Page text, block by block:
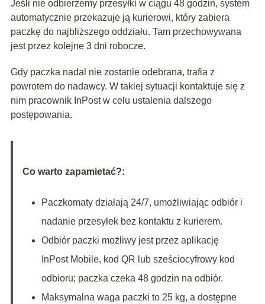
Jeśli nie odbierzemy przesyłki w ciągu 48 godzin, system
automatycznie przekazuje ją kurierowi, który zabiera
paczkę do najbliższego oddziału. Tam przechowywana
jest przez kolejne 3 dni robocze.
Gdy paczka nadal nie zostanie odebrana, trafia z
powrotem do nadawcy. W takiej sytuacji kontaktuje się z
nim pracownik InPost w celu ustalenia dalszego
postępowania.
Co warto zapamietać?:
Paczkomaty działają 24/7, umożliwiając odbiór i
nadanie przesyłek bez kontaktu z kurierem.
Odbiór paczki możliwy jest przez aplikację
InPost Mobile, kod QR lub sześciocyfrowy kod
odbioru; paczka czeka 48 godzin na odbiór.
Maksymalna waga paczki to 25 kg, a dostępne